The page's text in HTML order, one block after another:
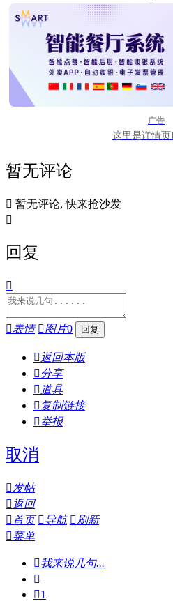
广告
这里是详情页
暂无评论
 暂无评论, 快来抢沙发

回复

表情 图片0
 返回本版
分享
 道具
 复制链接
举报
取消
发帖
 返回
 首页 导航 刷新
菜单
我来说几句...

1